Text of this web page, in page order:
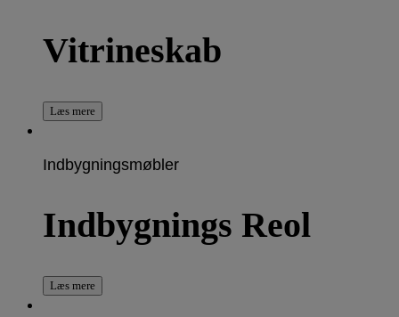
Vitrineskab
Læs mere
Indbygningsmøbler
Indbygnings Reol
Læs mere